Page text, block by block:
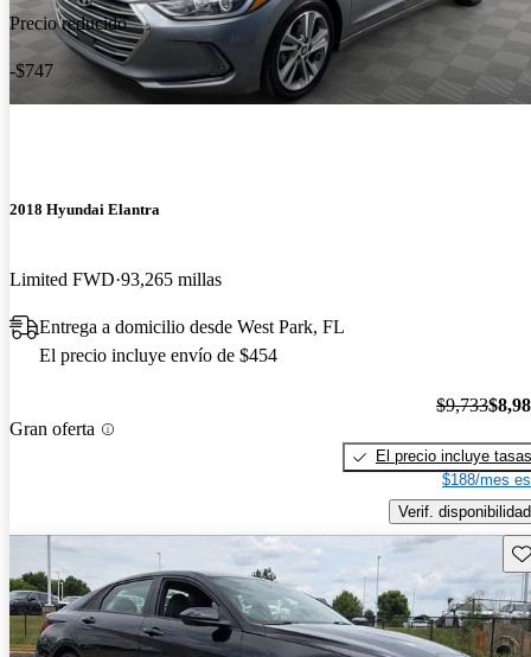
Precio reducido
-$747
2018 Hyundai Elantra
Limited FWD 93,265 millas
Entrega a domicilio desde West Park, FL
El precio incluye envío de $454
Gran oferta
$9,733
El precio incluye tasas
$188/mes
Verif. disponibilidad